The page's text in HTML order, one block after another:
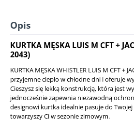
Opis
KURTKA MĘSKA LUIS M CFT +
2043)
KURTKA MĘSKA WHISTLER LUIS M CFT +
przyjemne ciepło w chłodne dni i oferuje
Cieszysz się lekką konstrukcją, która jest
jednocześnie zapewnia niezawodną
designowi kurtka idealnie pasuje do
towarzyszy Ci w sezonie zimowym.